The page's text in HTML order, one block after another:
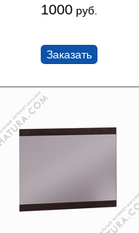
1000 руб.
Заказать